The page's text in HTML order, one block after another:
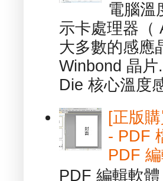
電腦溫
示卡處理器（
大多數的感應
Winbond 晶
Die 核心溫度
[正版
- PDF
PDF
PDF 編輯軟